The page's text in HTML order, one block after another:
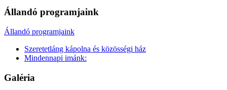
Állandó programjaink
Állandó programjaink
Szeretetláng kápolna és közösségi ház
Mindennapi imánk:
Galéria